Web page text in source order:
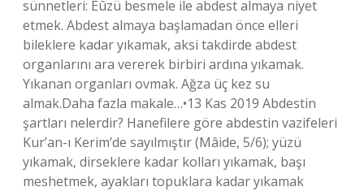
sünnetleri: Eûzü besmele ile abdest almaya niyet
etmek. Abdest almaya başlamadan önce elleri
bileklere kadar yıkamak, aksi takdirde abdest
organlarını ara vererek birbiri ardına yıkamak.
Yıkanan organları ovmak. Ağza üç kez su
almak.Daha fazla makale…•13 Kas 2019 Abdestin
şartları nelerdir? Hanefilere göre abdestin vazifeleri
Kur’an-ı Kerim’de sayılmıştır (Mâide, 5/6); yüzü
yıkamak, dirseklere kadar kolları yıkamak, başı
meshetmek, ayakları topuklara kadar yıkamak